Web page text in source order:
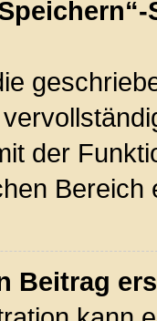
der
Bereich
Beitrag